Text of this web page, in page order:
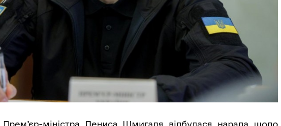
Прем’єр-міністра Дениса Шмигаля відбулася нарада щодо